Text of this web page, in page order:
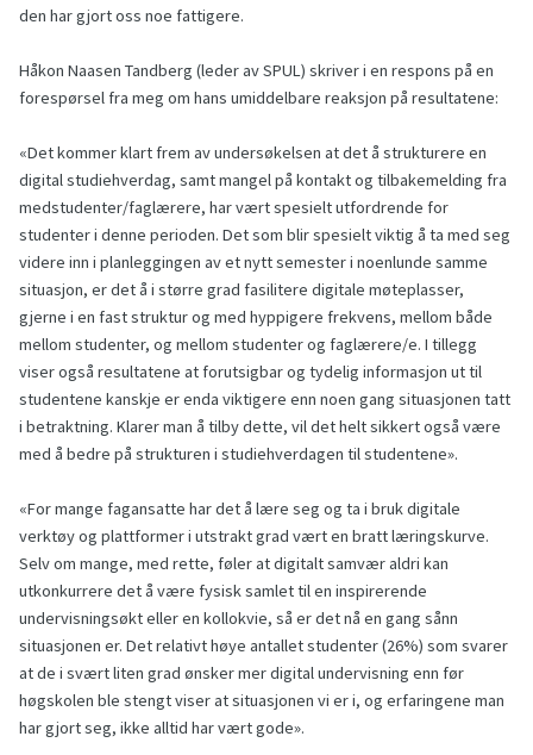
den har gjort oss noe fattigere.
Håkon Naasen Tandberg (leder av SPUL) skriver i en respons på en
forespørsel fra meg om hans umiddelbare reaksjon på resultatene:
«Det kommer klart frem av undersøkelsen at det å strukturere en
digital studiehverdag, samt mangel på kontakt og tilbakemelding fra
medstudenter/faglærere, har vært spesielt utfordrende for
studenter i denne perioden. Det som blir spesielt viktig å ta med seg
videre inn i planleggingen av et nytt semester i noenlunde samme
situasjon, er det å i større grad fasilitere digitale møteplasser,
gjerne i en fast struktur og med hyppigere frekvens, mellom både
mellom studenter, og mellom studenter og faglærere/e. I tillegg
viser også resultatene at forutsigbar og tydelig informasjon ut til
studentene kanskje er enda viktigere enn noen gang situasjonen tatt
i betraktning. Klarer man å tilby dette, vil det helt sikkert også være
med å bedre på strukturen i studiehverdagen til studentene».
«For mange fagansatte har det å lære seg og ta i bruk digitale
verktøy og plattformer i utstrakt grad vært en bratt læringskurve.
Selv om mange, med rette, føler at digitalt samvær aldri kan
utkonkurrere det å være fysisk samlet til en inspirerende
undervisningsøkt eller en kollokvie, så er det nå en gang sånn
situasjonen er. Det relativt høye antallet studenter (26%) som svarer
at de i svært liten grad ønsker mer digital undervisning enn før
høgskolen ble stengt viser at situasjonen vi er i, og erfaringene man
har gjort seg, ikke alltid har vært gode».